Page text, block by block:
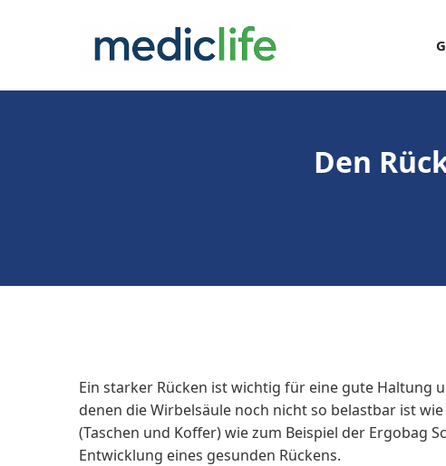
Den
Ein starker Rücken ist wichtig für eine gute Haltung
denen die Wirbelsäule noch nicht so belastbar ist
(Taschen und Koffer) wie zum Beispiel der Ergobag
Entwicklung eines gesunden Rückens.